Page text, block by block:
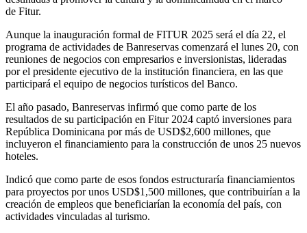
de Fitur.
Aunque la inauguración formal de FITUR 2025 será el día 22, el
programa de actividades de Banreservas comenzará el lunes 20, con
reuniones de negocios con empresarios e inversionistas, lideradas
por el presidente ejecutivo de la institución financiera, en las que
participará el equipo de negocios turísticos del Banco.
El año pasado, Banreservas infirmó que como parte de los
resultados de su participación en Fitur 2024 captó inversiones para
República Dominicana por más de USD$2,600 millones, que
incluyeron el financiamiento para la construcción de unos 25 nuevos
hoteles.
Indicó que como parte de esos fondos estructuraría financiamientos
para proyectos por unos USD$1,500 millones, que contribuirían a la
creación de empleos que beneficiarían la economía del país, con
actividades vinculadas al turismo.